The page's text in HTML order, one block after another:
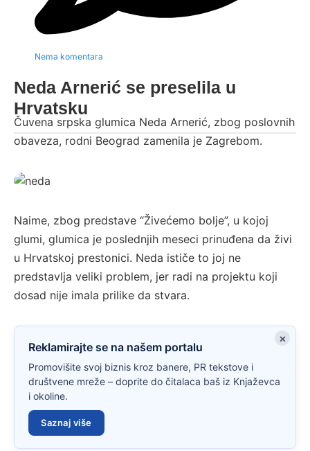
Nema komentara
Neda Arnerić se preselila u
Hrvatsku
Čuvena srpska glumica Neda Arnerić, zbog poslovnih
obaveza, rodni Beograd zamenila je Zagrebom.
Naime, zbog predstave “Živećemo bolje”, u kojoj
glumi, glumica je poslednjih meseci prinuđena da živi
u Hrvatskoj prestonici. Neda ističe to joj ne
predstavlja veliki problem, jer radi na projektu koji
dosad nije imala prilike da stvara.
×
Reklamirajte se na našem portalu
Promovišite svoj biznis kroz banere, PR tekstove i
društvene mreže – doprite do čitalaca baš iz Knjaževca
i okoline.
Saznaj više